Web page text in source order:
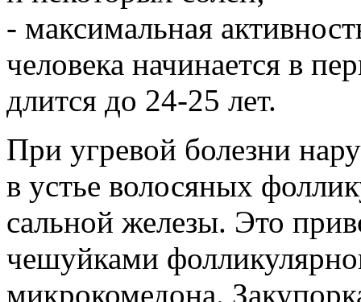
- максимальная
человека начинается в
длится до 24-25 лет.
При угревой болезни
в устье волосяных
сальной железы. Это
чешуйками
микрокомедона.